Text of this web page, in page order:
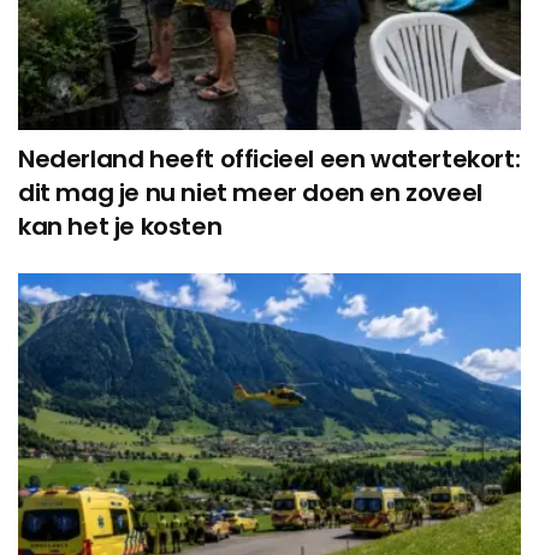
Nederland heeft officieel een watertekort:
dit mag je nu niet meer doen en zoveel
kan het je kosten